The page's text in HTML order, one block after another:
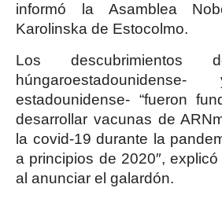
informó la Asamblea
Karolinska de Estocolmo.
Los
estadounidense- “fueron
desarrollar vacunas de
la covid-19 durante la
a principios de 2020″,
al anunciar el galardón.